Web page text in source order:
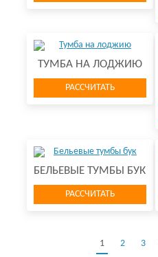
ТУМБА НА ЛО​ДЖИЮ
РАССЧИТАТЬ
БЕЛЬЕВЫЕ ТУМБЫ БУК
РАССЧИТАТЬ
1 2 3